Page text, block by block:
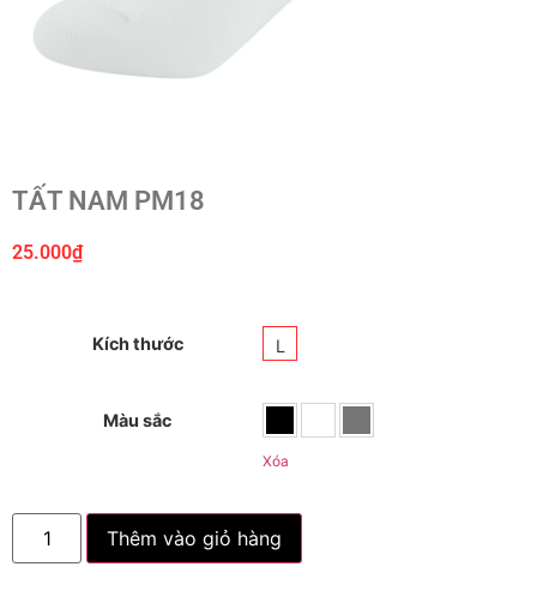
TẤT NAM PM18
25.000₫
Kích thước L
Màu sắc
Xóa
Thêm vào giỏ hàng